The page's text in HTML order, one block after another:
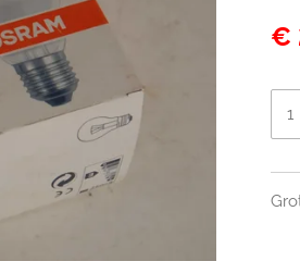
€